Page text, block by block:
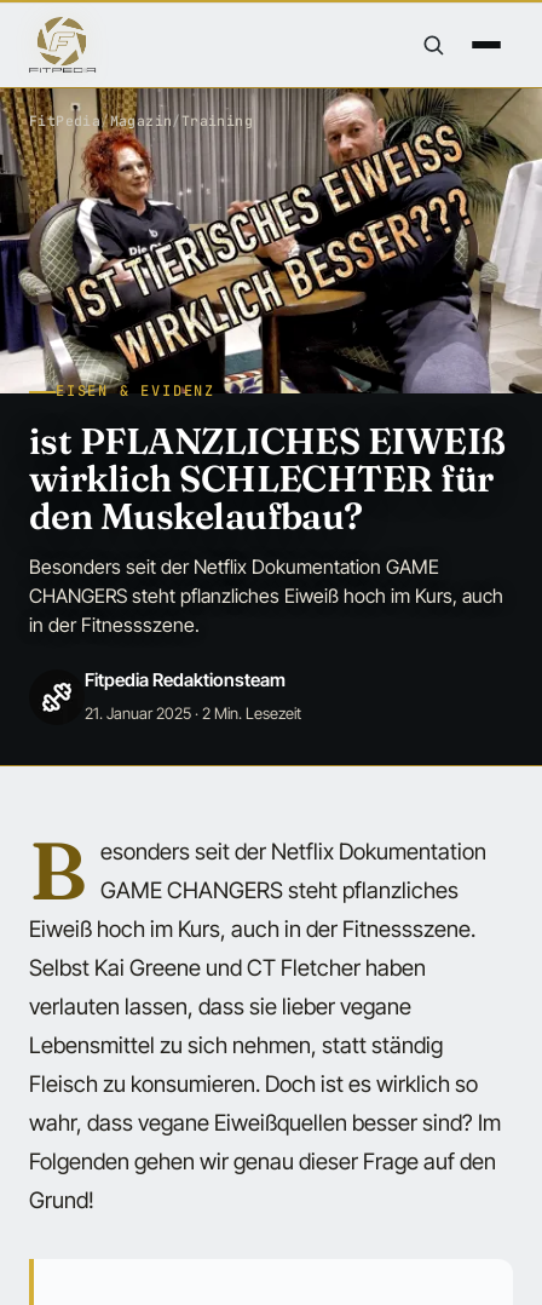
FitPedia/Magazin/Training
EISEN & EVIDENZ
ist PFLANZLICHES EIWEIß
wirklich SCHLECHTER für
den Muskelaufbau?
Besonders seit der Netflix Dokumentation GAME
CHANGERS steht pflanzliches Eiweiß hoch im Kurs, auch
in der Fitnessszene.
Fitpedia Redaktionsteam
21. Januar 2025· 2 Min. Lesezeit
B esonders seit der Netflix Dokumentation
GAME CHANGERS steht pflanzliches
Eiweiß hoch im Kurs, auch in der Fitnessszene.
Selbst Kai Greene und CT Fletcher haben
verlauten lassen, dass sie lieber vegane
Lebensmittel zu sich nehmen, statt ständig
Fleisch zu konsumieren. Doch ist es wirklich so
wahr, dass vegane Eiweißquellen besser sind? Im
Folgenden gehen wir genau dieser Frage auf den
Grund!